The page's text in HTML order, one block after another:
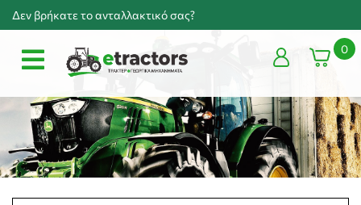
Δεν βρήκατε το ανταλλακτικό σας?
0